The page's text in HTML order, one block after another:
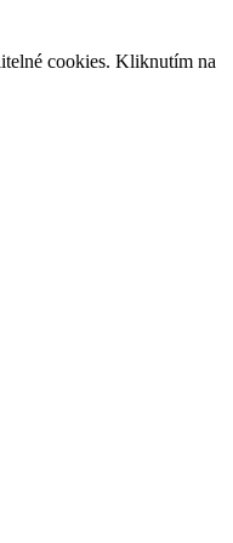
cookies. Kliknutím na